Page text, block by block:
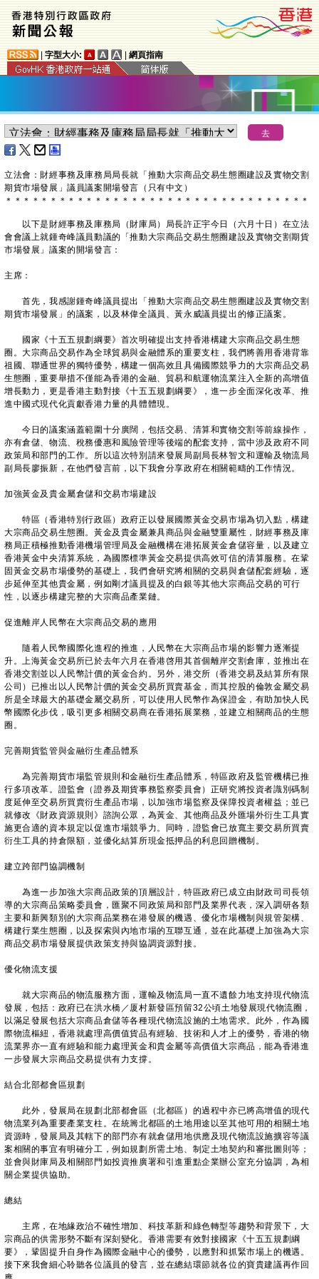
字型大小: 網頁指南
​立法會：財經事務及庫務局局長就「推動大宗商品交易生態圈建設及實物交割
期貨市場發展」議員議案開場發言（只有中文）
＊ ＊ ＊ ＊ ＊ ＊ ＊ ＊ ＊ ＊ ＊ ＊ ＊ ＊ ＊ ＊ ＊ ＊ ＊ ＊ ＊ ＊ ＊ ＊ ＊ ＊ ＊ ＊ ＊ ＊ ＊ ＊ ＊ ＊
以下是財經事務及庫務局（財庫局）局長許正宇今日（六月十日）在立法
會會議上就鍾奇峰議員動議的「推動大宗商品交易生態圈建設及實物交割期貨
市場發展」議案的開場發言：
主席：
首先，我感謝鍾奇峰議員提出「推動大宗商品交易生態圈建設及實物交割
期貨市場發展」的議案，以及林偉全議員、黃永威議員提出的修正議案。
國家《十五五規劃綱要》首次明確提出支持香港構建大宗商品交易生態
圈。大宗商品交易作為全球貿易與金融體系的重要支柱，我們將善用香港背靠
祖國、聯通世界的獨特優勢，構建一個高效且具備國際競爭力的大宗商品交易
生態圈，重要舉措不僅能為香港的金融、貿易和航運物流業注入全新的高增值
增長動力，更是香港主動對接《十五五規劃綱要》，進一步全面深化改革、推
進中國式現代化貢獻香港力量的具體體現。
今日的議案涵蓋範圍十分廣闊，包括交易、清算和實物交割等前線操作，
亦有倉儲、物流、稅務優惠和風險管理等後端的配套支持，當中涉及政府不同
政策局和部門的工作。所以這次特別請來發展局副局長林智文和運輸及物流局
副局長廖振新，在他們發言前，以下我會分享政府在相關範疇的工作情況。
加強黃金及貴金屬倉儲和交易市場建設
特區（香港特別行政區）政府正以發展國際黃金交易市場為切入點，構建
大宗商品交易生態圈。黃金及貴金屬兼具商品與金融雙重屬性，財經事務及庫
務局正積極推動香港機場管理局及金融機構在港拓展黃金倉儲容量，以及建立
香港黃金中央清算系統，為國際標準黃金交易提供高效可信的清算服務。在鞏
固黃金交易市場優勢的基礎上，我們會研究將相關的交易與倉儲配套經驗，逐
步延伸至其他貴金屬，例如剛才議員提及的白銀等其他大宗商品交易的可行
性，以逐步構建完整的大宗商品產業鏈。
促進離岸人民幣在大宗商品交易的應用
隨着人民幣國際化進程的推進，人民幣在大宗商品市場的影響力逐漸提
升。上海黃金交易所已於去年六月在香港啓用其首個離岸交割倉庫，並推出在
香港交割並以人民幣計價的黃金合約。另外，港交所（香港交易及結算所有限
公司）已推出以人民幣計價的黃金交易所買賣基金，而其控股的倫敦金屬交易
所是全球最大的基礎金屬交易所，可以使用人民幣作為保證金，有助加快人民
幣國際化步伐，吸引更多相關交易商在香港拓展業務，並建立相關商品的生態
圈。
完善期貨監管與金融衍生產品體系
為完善期貨市場監管規則和金融衍生產品體系，特區政府及監管機構已推
行多項改革。證監會（證券及期貨事務監察委員會）正研究將投資者識別碼制
度延伸至交易所買賣衍生產品市場，以加強市場監察及保障投資者權益；並已
就修改《財政資源規則》諮詢公眾，為黃金、其他商品及外匯場外衍生工具實
施更合適的資本規定以促進市場競爭力。同時，證監會已放寬主要交易所買賣
衍生工具的持倉限額，並優化結算所現金抵押品的利息回贈機制。
建立跨部門協調機制
為進一步加強大宗商品政策的頂層設計，特區政府已成立由財政司司長領
導的大宗商品策略委員會，匯聚不同政策局和部門及業界代表，深入調研各類
主要和新興類別的大宗商品業務在港發展的機遇、優化市場機制與規管架構、
構建行業生態圈，以及探索與內地市場的互聯互通，並在此基礎上加強為大宗
商品交易市場發展提供政策支持與協調資源對接。
優化物流支援
就大宗商品的物流服務方面，運輸及物流局一直不遺餘力地支持現代物流
發展，包括：政府已在洪水橋／厦村新發區預留32公頃土地發展現代物流圈，
以滿足發展包括大宗商品倉儲等各種現代物流設施的土地需求。此外，作為國
際物流樞紐，香港就處理高價值貨品有經驗、技術和人才上的優勢，香港的物
流業界亦一直有經驗和能力處理黃金和貴金屬等高價值大宗商品，能為香港進
一步發展大宗商品交易提供有力支撐。
結合北部都會區規劃
此外，發展局在規劃北部都會區（北都區）的過程中亦已將高增值的現代
物流業列為重要產業支柱。在統籌北都區的土地用途以至其他可用的相關土地
資源時，發展局及其轄下的部門亦有就倉儲用地供應及現代物流設施擴容等議
案相關的事宜有明確分工，例如規劃所需土地、制定土地契約和審批圖則等；
並會與財庫局及相關部門如投資推廣署和引進重點企業辦公室充分協調，為相
關企業提供協助。
總結
主席，在地緣政治不確性增加、科技革新和綠色轉型等趨勢和背景下，大
宗商品的供需形勢不斷有深刻變化。香港需要有效對接國家《十五五規劃綱
要》，鞏固提升自身作為國際金融中心的優勢，以應對和抓緊市場上的機遇。
接下來我會細心聆聽各位議員的發言，並在總結環節就各位的寶貴建議再作回